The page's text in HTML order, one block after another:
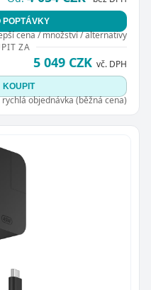
POPTÁVKY
cena / množství / alternativy
ZA
5 049 CZK vč. DPH
KOUPIT
rychlá objednávka (běžná cena)